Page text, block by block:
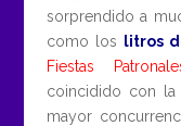
sorprendido a
como los
litros
Fiestas
coincidido con la
mayor